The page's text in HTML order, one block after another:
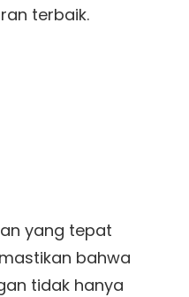
terbaik.
yang tepat
bahwa
tidak hanya